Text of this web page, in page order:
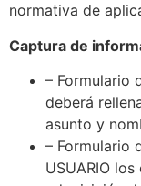
normativa de
Captura de
– Formulario
deberá
asunto y
– Formulario
USUARIO